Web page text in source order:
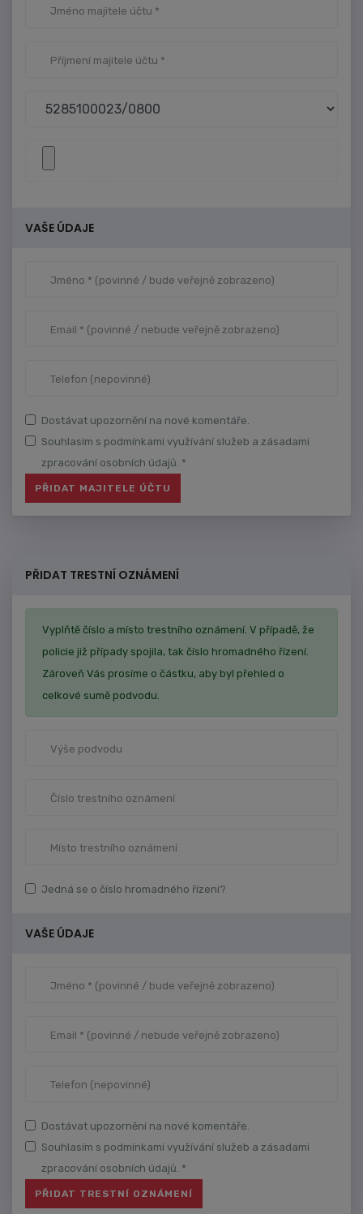
VAŠE ÚDAJE
Dostávat upozornění na nové komentáře.
Souhlasím s podmínkami využívání služeb a zásadami
zpracování osobních údajů. *
PŘIDAT TRESTNÍ OZNÁMENÍ
Vyplňtě číslo a místo trestního oznámení. V případě, že
policie již případy spojila, tak číslo hromadného řízení.
Zároveň Vás prosíme o částku, aby byl přehled o
celkové sumě podvodu.
Jedná se o číslo hromadného řízení?
VAŠE ÚDAJE
Dostávat upozornění na nové komentáře.
Souhlasím s podmínkami využívání služeb a zásadami
zpracování osobních údajů. *